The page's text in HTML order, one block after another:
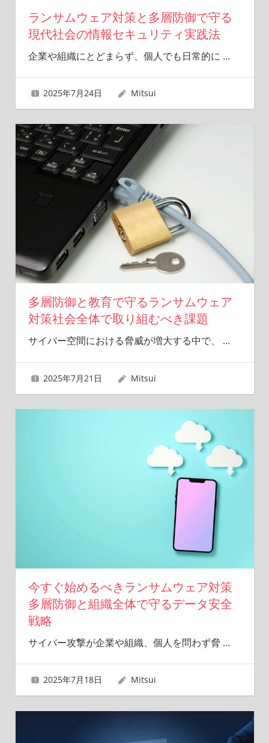
ランサムウェア対策と多層防御で守る
現代社会の情報セキュリティ実践法
企業や組織にとどまらず、個人でも日常的に …
2025年7月24日 Mitsui
多層防御と教育で守るランサムウェア
対策社会全体で取り組むべき課題
サイバー空間における脅威が増大する中で、 …
2025年7月21日 Mitsui
今すぐ始めるべきランサムウェア対策
多層防御と組織全体で守るデータ安全
戦略
サイバー攻撃が企業や組織、個人を問わず脅 …
2025年7月18日 Mitsui